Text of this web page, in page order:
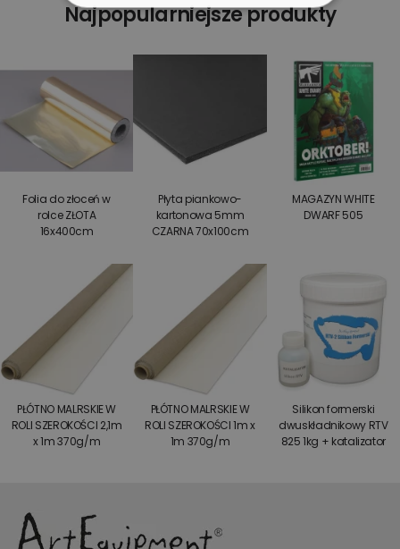
Najpopularniejsze produkty
Folia do złoceń w
rolce ZŁOTA
16x400cm
Płyta piankowo-
kartonowa 5mm
CZARNA 70x100cm
MAGAZYN WHITE
DWARF 505
PŁÓTNO MALRSKIE W
ROLI SZEROKOŚCI 2,1m
x 1m 370g/m
PŁÓTNO MALRSKIE W
ROLI SZEROKOŚCI 1m x
1m 370g/m
Silikon formerski
dwuskładnikowy RTV
825 1kg + katalizator